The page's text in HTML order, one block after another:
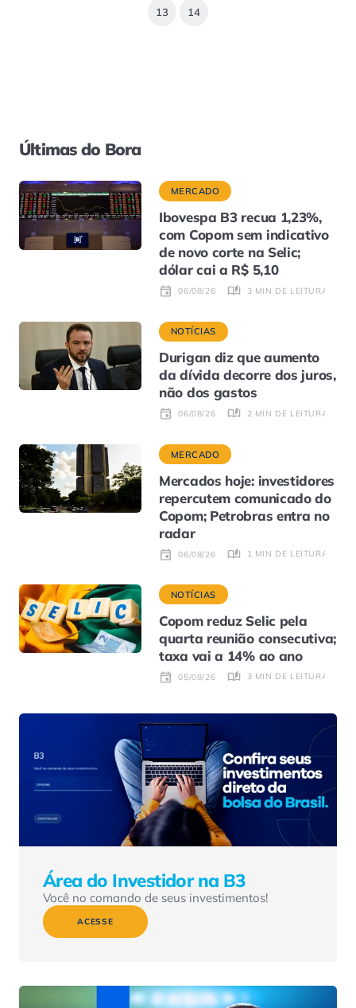
13 14
Últimas do Bora
MERCADO
Ibovespa B3 recua 1,23%,
com Copom sem indicativo
de novo corte na Selic;
dólar cai a R$ 5,10
06/08/26 3 MIN DE LEITURA
NOTÍCIAS
Durigan diz que aumento
da dívida decorre dos juros,
não dos gastos
06/08/26 2 MIN DE LEITURA
MERCADO
Mercados hoje: investidores
repercutem comunicado do
Copom; Petrobras entra no
radar
06/08/26 1 MIN DE LEITURA
NOTÍCIAS
Copom reduz Selic pela
quarta reunião consecutiva;
taxa vai a 14% ao ano
05/08/26 3 MIN DE LEITURA
Área do Investidor na B3
Você no comando de seus investimentos!
ACESSE